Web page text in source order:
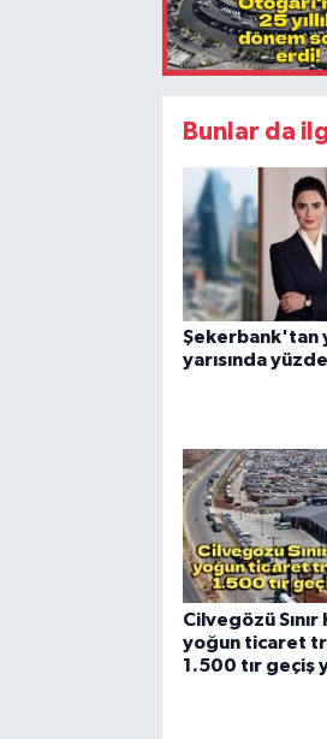
Bunlar da
Şekerbank'tan
yarısında
Cilvegözü Sınır
yoğun ticaret
1.500 tır geçiş